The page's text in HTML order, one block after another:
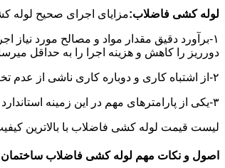
لوله کشی فاضلاب:مزایای اجرای صحیح لوله
۱-برآورد دقیق مقدار مواد و مصالح مورد
دورریز را کاهش و هزینه اجرا را به حداقل
۲-از اشتباه کاری و دوباره کاری ناشی از عدم تخصص عامل اجرای سیستم فاضلاب جلوگیری میشود.
۳-یکی از پارامترهای مهم در این زمینه استاندارد بودن و درجه یک بودن لوازم تاسیسات بهداشتی است که افزایش طول عمر سیستم فاضلاب را در پی خواهد داشت.
لیست قیمت لوله کشی فاضلاب با بالاترین کیفیت و
اصول و نکات مهم لوله کشی فاضلاب